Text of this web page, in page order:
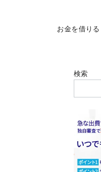
お金を借りる
検索